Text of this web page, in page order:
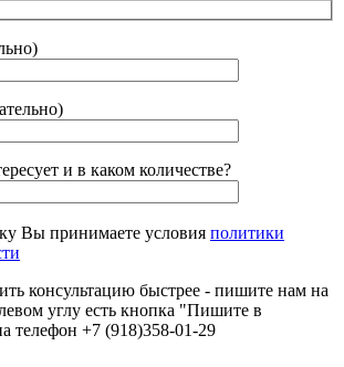
и в каком количестве?
Вы принимаете условия политики
консультацию быстрее - пишите нам на
углу есть кнопка "Пишите в
телефон +7 (918)358-01-29